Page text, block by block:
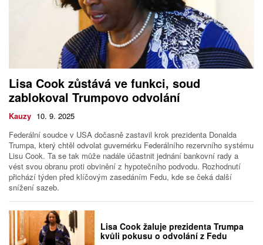
Lisa Cook zůstává ve funkci, soud
zablokoval Trumpovo odvolání
Kauzy 10. 9. 2025
Federální soudce v USA dočasně zastavil krok prezidenta Donalda
Trumpa, který chtěl odvolat guvernérku Federálního rezervního systému
Lisu Cook. Ta se tak může nadále účastnit jednání bankovní rady a
vést svou obranu proti obvinění z hypotečního podvodu. Rozhodnutí
přichází týden před klíčovým zasedáním Fedu, kde se čeká další
snížení sazeb.
Lisa Cook žaluje prezidenta Trumpa
kvůli pokusu o odvolání z Fedu